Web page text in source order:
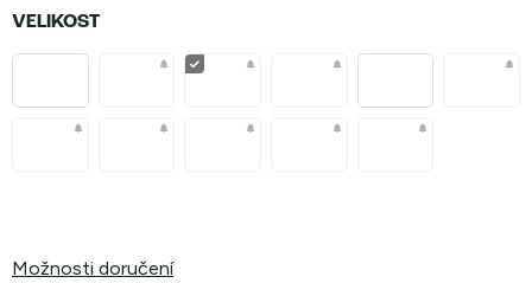
VELIKOST
Možnosti doručení